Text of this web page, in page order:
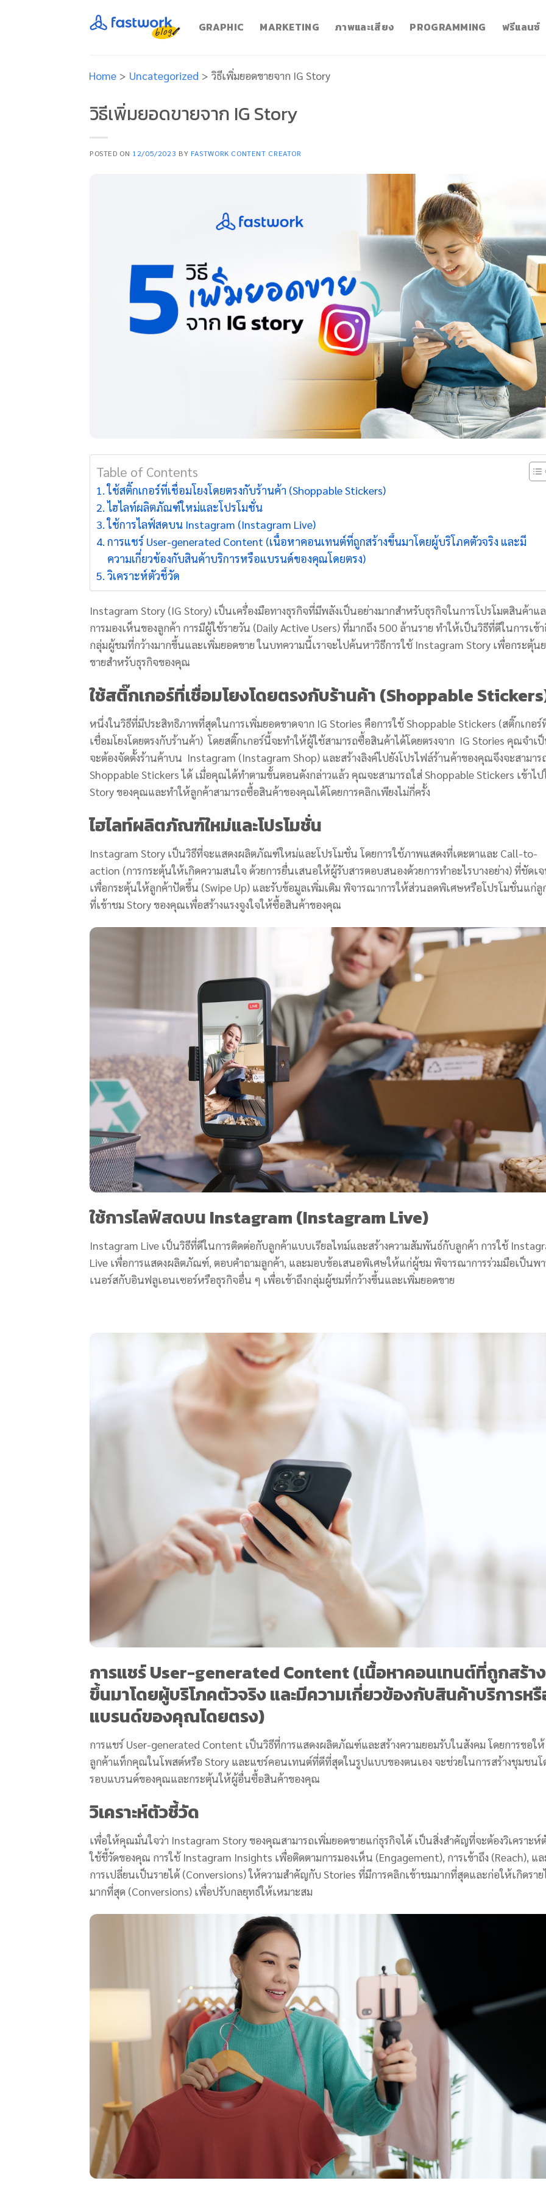
GRAPHIC MARKETING ภาพและเสียง PROGRAMMING ฟรีแลนซ์
Home > Uncategorized > วิธีเพิ่มยอดขายจาก IG Story
วิธีเพิ่มยอดขายจาก IG Story
POSTED ON 12/05/2023 BY FASTWORK CONTENT CREATOR
Table of Contents
ใช้สติ๊กเกอร์ที่เชื่อมโยงโดยตรงกับร้านค้า (Shoppable Stickers)
ไฮไลท์ผลิตภัณฑ์ใหม่และโปรโมชั่น
ใช้การไลฟ์สดบน Instagram (Instagram Live)
การแชร์ User-generated Content (เนื้อหาคอนเทนต์ที่ถูกสร้างขึ้นมาโดยผู้บริโภคตัวจริง และมี
ความเกี่ยวข้องกับสินค้าบริการหรือแบรนด์ของคุณโดยตรง)
วิเคราะห์ตัวชี้วัด
Instagram Story (IG Story) เป็นเครื่องมือทางธุรกิจที่มีพลังเป็นอย่างมากสำหรับธุรกิจในการโปรโมตสินค้าแ
การมองเห็นของลูกค้า การมีผู้ใช้รายวัน (Daily Active Users) ที่มากถึง 500 ล้านราย ทำให้เป็นวิธีที่ดีในการเข้า
กลุ่มผู้ชมที่กว้างมากขึ้นและเพิ่มยอดขาย ในบทความนี้เราจะไปค้นหาวิธีการใช้ Instagram Story เพื่อกระตุ้น
ขายสำหรับธุรกิจของคุณ
ใช้สติ๊กเกอร์ที่เชื่อมโยงโดยตรงกับร้านค้า(Shoppable
หนึ่งในวิธีที่มีประสิทธิภาพที่สุดในการเพิ่มยอดขาดจาก IG Stories คือการใช้ Shoppable Stickers (สติ๊กเกอร์
เชื่อมโยงโดยตรงกับร้านค้า) โดยสติ๊กเกอร์นี้จะทำให้ผู้ใช้สามารถซื้อสินค้าได้โดยตรงจาก IG Stories คุณจำเ
จะต้องจัดตั้งร้านค้าบน Instagram (Instagram Shop) และสร้างลิงค์ไปยังโปรไฟล์ร้านค้าของคุณจึงจะสามาร
Shoppable Stickers ได้ เมื่อคุณได้ทำตามขั้นตอนดังกล่าวแล้ว คุณจะสามารถใส่ Shoppable Stickers เข้าไ
Story ของคุณและทำให้ลูกค้าสามารถซื้อสินค้าของคุณได้โดยการคลิกเพียงไม่กี่ครั้ง
ไฮไลท์ผลิตภัณฑ์ใหม่และโปรโมชั่น
Instagram Story เป็นวิธีที่จะแสดงผลิตภัณฑ์ใหม่และโปรโมชั่น โดยการใช้ภาพแสดงที่เตะตาและ Call-to-
action (การกระตุ้นให้เกิดความสนใจ ด้วยการยื่นเสนอให้ผู้รับสารตอบสนองด้วยการทำอะไรบางอย่าง) ที่ชัดเ
เพื่อกระตุ้นให้ลูกค้าปัดขึ้น (Swipe Up) และรับข้อมูลเพิ่มเติม พิจารณาการให้ส่วนลดพิเศษหรือโปรโมชั่นแก่ลู
ที่เข้าชม Story ของคุณเพื่อสร้างแรงจูงใจให้ซื้อสินค้าของคุณ
ใช้การไลฟ์สดบน Instagram (Instagram Live)
Instagram Live เป็นวิธีที่ดีในการติดต่อกับลูกค้าแบบเรียลไทม์และสร้างความสัมพันธ์กับลูกค้า การใช้
Live เพื่อการแสดงผลิตภัณฑ์, ตอบคำถามลูกค้า, และมอบข้อเสนอพิเศษให้แก่ผู้ชม พิจารณาการร่วมมือเป็นพ
เนอร์สกับอินฟลูเอนเซอร์หรือธุรกิจอื่น ๆ เพื่อเข้าถึงกลุ่มผู้ชมที่กว้างขึ้นและเพิ่มยอดขาย
การแชร์ User-generated Content (เนื้อหาคอนเทนต์ที่ถูกสร้าง
ขึ้นมาโดยผู้บริโภคตัวจริง และมีความเกี่ยวข้องกับสินค้าบริการห
แบรนด์ของคุณโดยตรง)
การแชร์ User-generated Content เป็นวิธีที่การแสดงผลิตภัณฑ์และสร้างความยอมรับในสังคม โดยการขอให้
ลูกค้าแท็กคุณในโพสต์หรือ Story และแชร์คอนเทนต์ที่ดีที่สุดในรูปแบบของตนเอง จะช่วยในการสร้างชุมชนโ
รอบแบรนด์ของคุณและกระตุ้นให้ผู้อื่นซื้อสินค้าของคุณ
วิเคราะห์ตัวชี้วัด
เพื่อให้คุณมั่นใจว่า Instagram Story ของคุณสามารถเพิ่มยอดขายแก่ธุรกิจได้ เป็นสิ่งสำคัญที่จะต้องวิเคราะห์
ใช้ชี้วัดของคุณ การใช้ Instagram Insights เพื่อติดตามการมองเห็น (Engagement), การเข้าถึง (Reach), แล
การเปลี่ยนเป็นรายได้ (Conversions) ให้ความสำคัญกับ Stories ที่มีการคลิกเข้าชมมากที่สุดและก่อให้เกิดราย
มากที่สุด (Conversions) เพื่อปรับกลยุทธ์ให้เหมาะสม